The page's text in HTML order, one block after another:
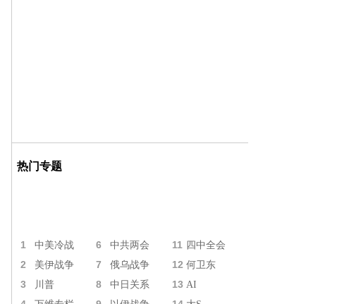
热门专题
1 中美冷战 6 中共两会 11 四中全会
2 美伊战争 7 俄乌战争 12 何卫东
3 川普 8 中日关系 13 AI